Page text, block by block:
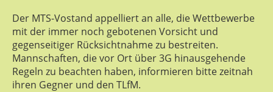
Der MTS-Vostand appelliert an alle, die Wettbewerbe
mit der immer noch gebotenen Vorsicht und
gegenseitiger Rücksichtnahme zu bestreiten.
Mannschaften, die vor Ort über 3G hinausgehende
Regeln zu beachten haben, informieren bitte zeitnah
ihren Gegner und den TLfM.